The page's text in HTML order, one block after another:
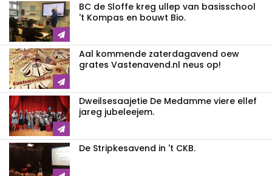
BC de Sloffe kreg ullep van basisschool
't Kompas en bouwt Bio.
Aal kommende zaterdagavend oew
grates Vastenavend.nl neus op!
Dweilsesaajetie De Medamme viere ellef
jareg jubeleejem.
De Stripkesavend in 't CKB.